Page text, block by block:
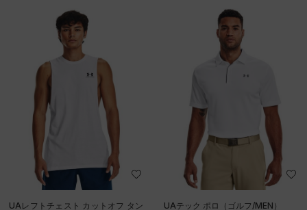
UAレフトチェスト カットオフ タン
UAテック ポロ（ゴルフ/MEN）